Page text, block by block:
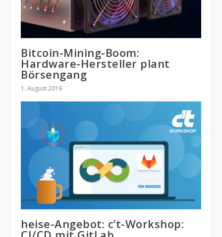
Bitcoin-Mining-Boom:
Hardware-Hersteller plant
Börsengang
1. August 2019
heise-Angebot: c’t-Workshop: